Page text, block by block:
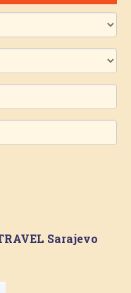
Sarajevo